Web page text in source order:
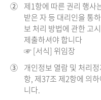
② 제1항에 따른 권리 행사
받은 자 등 대리인을 통
보 처리 방법에 관한 고
제출하셔야 합니다
☞ [서식] 위임장
③ 개인정보 열람 및 처리
항, 제37조 제2항에 의
니다.